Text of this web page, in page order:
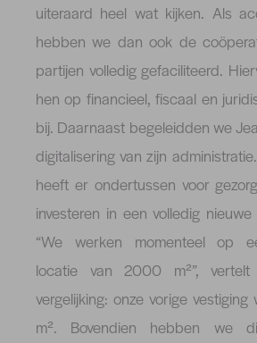
uiteraard heel wat kijken. Als
hebben we dan ook de
partijen volledig gefaciliteerd.
hen op financieel, fiscaal en
bij. Daarnaast begeleidden we
digitalisering van zijn
heeft er ondertussen voor
investeren in een volledig
“We werken momenteel op
locatie van 2000 m²”, vertelt
vergelijking: onze vorige
m². Bovendien hebben we